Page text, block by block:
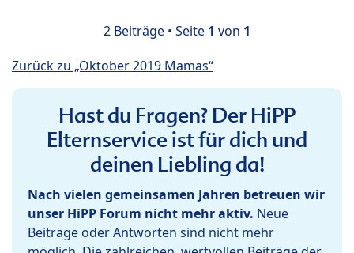
2 Beiträge • Seite 1 von 1
Zurück zu „Oktober 2019 Mamas“
Hast du Fragen? Der HiPP
Elternservice ist für dich und
deinen Liebling da!
Nach vielen gemeinsamen Jahren betreuen wir
unser HiPP Forum nicht mehr aktiv. Neue
Beiträge oder Antworten sind nicht mehr